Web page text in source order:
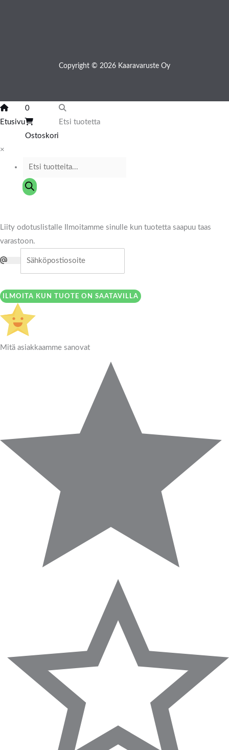
Copyright © 2026 Kaaravaruste Oy
Etusivu
0
Ostoskori
Etsi tuotetta
×
Liity odotuslistalle
Ilmoitamme sinulle kun tuotetta saapuu taas
varastoon.
ILMOITA KUN TUOTE ON SAATAVILLA
Mitä asiakkaamme sanovat